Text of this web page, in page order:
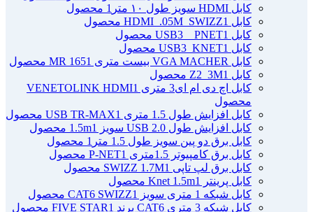
کابل HDMI سویز طول ۱۰ متر
1 محصول
کابل HDMI_.05M_SWIZZ 1 محصول
کابل USB3 _ PNET 1 محصول
کابل USB3_KNET 1 محصول
کابل VGA MACHER بیست متری MR 165
1 محصول
کابل Z2_3M 1 محصول
کابل اچ دی ام ای3 متری VENETOLINK HDMI
1
محصول
کابل افزایش طول 1.5 متری USB TR-MAX
1 محصول
کابل افزایش طول USB 2.0 سویز 1.5m
1 محصول
کابل برق دو پین سویز طول 1.5 متر
1 محصول
کابل برق کامپیوتر 1.5ﻣﺘﺮی P-NET
1 محصول
کابل برق لپ تاپی SWIZZ 1.7M 1 محصول
کابل پرینتر Knet 1.5m
1 محصول
کابل شبکه 1 متری سویز CAT6 SWIZZ
1 محصول
کابل شبکه 3 متری CAT6 برند FIVE STAR
1 محصول